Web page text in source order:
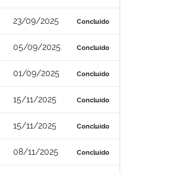
23/09/2025 Concluído
05/09/2025 Concluído
01/09/2025 Concluído
15/11/2025 Concluído
15/11/2025 Concluído
08/11/2025 Concluído